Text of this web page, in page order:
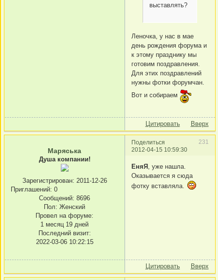
выставлять?
Леночка, у нас в мае
день рождения форума и
к этому празднику мы
готовим поздравления.
Для этих поздравлений
нужны фотки форумчан.
Вот и собираем
Цитировать Вверх
Поделиться
231
2012-04-15 10:59:30
Маряська
Душа компании!
Зарегистрирован: 2011-12-26
Приглашений: 0
Сообщений: 8696
Пол: Женский
Провел на форуме:
1 месяц 19 дней
Последний визит:
2022-03-06 10:22:15
ЕняЯ , уже нашла.
Оказывается я сюда
фотку вставляла.
Цитировать Вверх